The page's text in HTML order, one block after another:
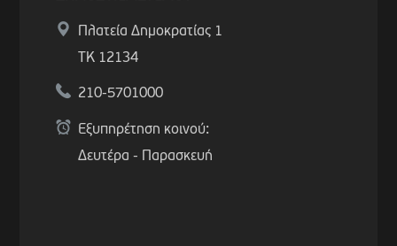
Πλατεία Δημοκρατίας 1
ΤΚ 12134
210-5701000
Εξυπηρέτηση κοινού:
Δευτέρα - Παρασκευή